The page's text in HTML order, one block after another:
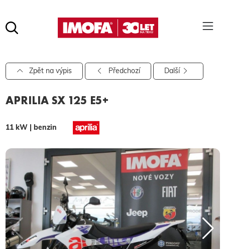
hledat
Pro vyhledávání zadejte alespoň 3 znaky.
Zpět na výpis Předchozí Další
APRILIA SX 125 E5+
11 kW | benzin